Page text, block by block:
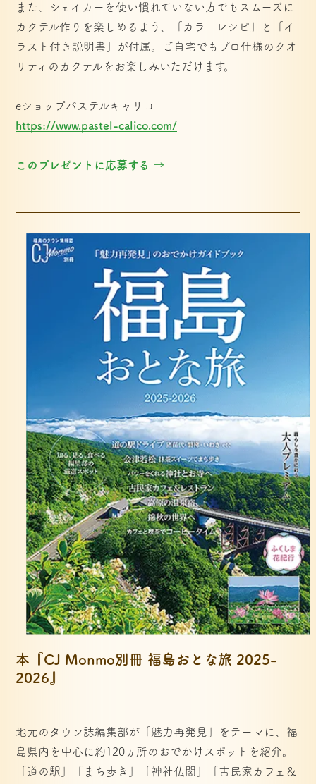
また、シェイカーを使い慣れていない方でもスムーズに
カクテル作りを楽しめるよう、「カラーレシピ」と「イ
ラスト付き説明書」が付属。ご自宅でもプロ仕様のクオ
リティのカクテルをお楽しみいただけます。
eショップパステルキャリコ
https://www.pastel-calico.com/
このプレゼントに応募する →
本『CJ Monmo別冊 福島おとな旅 2025-
2026』
地元のタウン誌編集部が「魅力再発見」をテーマに、福
島県内を中心に約120ヵ所のおでかけスポットを紹介。
「道の駅」「まち歩き」「神社仏閣」「古民家カフェ＆